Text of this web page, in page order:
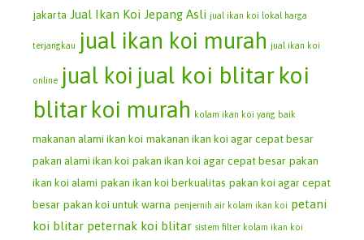
jakarta Jual Ikan Koi Jepang Asli jual ikan koi lokal harga
terjangkau jual ikan koi murah jual ikan koi
online jual koi jual koi blitar koi
blitar koi murah kolam ikan koi yang baik
makanan alami ikan koi makanan ikan koi agar cepat besar
pakan alami ikan koi pakan ikan koi agar cepat besar pakan
ikan koi alami pakan ikan koi berkualitas pakan koi agar cepat
besar pakan koi untuk warna penjernih air kolam ikan koi petani
koi blitar peternak koi blitar sistem filter kolam ikan koi